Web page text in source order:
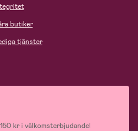
butiker
tjänster
kr i välkomsterbjudande!